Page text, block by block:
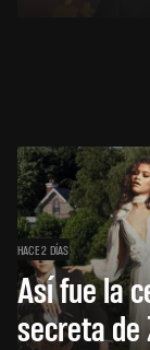
HACE 2 DÍAS
Así fue la
secreta de